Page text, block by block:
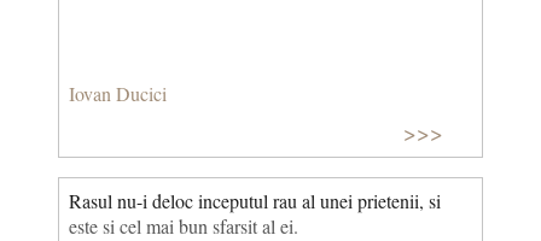
Iovan Ducici
>>>
Rasul nu-i deloc inceputul rau al unei prietenii, si
este si cel mai bun sfarsit al ei.